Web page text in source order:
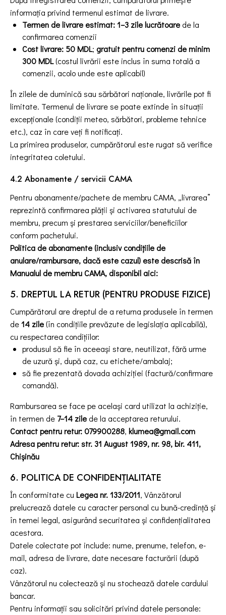
informația privind termenul estimat de livrare.
Termen de livrare estimat:1–3 zile lucrătoare de la
confirmarea comenzii
Cost livrare: 50 MDL; gratuit pentru comenzi de minim
300 MDL(costul livrării este inclus în suma totală a
comenzii, acolo unde este aplicabil)
În zilele de duminică sau sărbători naționale, livrările pot fi
limitate. Termenul de livrare se poate extinde în situații
excepționale (condiții meteo, sărbători, probleme tehnice
etc.), caz în care veți fi notificați.
La primirea produselor, cumpărătorul este rugat să verifice
integritatea coletului.
4.2 Abonamente / servicii CAMA
Pentru abonamente/pachete de membru CAMA, „livrarea”
reprezintă confirmarea plății și activarea statutului de
membru, precum și prestarea serviciilor/beneficiilor
conform pachetului.
Politica de abonamente (inclusiv condițiile de
anulare/rambursare, dacă este cazul) este descrisă în
Manualul de membru CAMA, disponibil aici:
5. DREPTUL LA RETUR (PENTRU PRODUSE FIZICE)
Cumpărătorul are dreptul de a returna produsele în termen
de14 zile(în condițiile prevăzute de legislația aplicabilă),
cu respectarea condițiilor:
produsul să fie în aceeași stare, neutilizat, fără urme
de uzură și, după caz, cu etichete/ambalaj;
să fie prezentată dovada achiziției (factură/confirmare
comandă).
Rambursarea se face pe același card utilizat la achiziție,
în termen de 7–14 zile de la acceptarea returului.
Contact pentru retur:079900288, klumea@gmail.com
Adresa pentru retur:str. 31 August 1989, nr. 98, bir. 411,
Chișinău
6. POLITICA DE CONFIDENȚIALITATE
În conformitate cu Legea nr. 133/2011, Vânzătorul
prelucrează datele cu caracter personal cu bună-credință și
în temei legal, asigurând securitatea și confidențialitatea
acestora.
Datele colectate pot include: nume, prenume, telefon, e-
mail, adresa de livrare, date necesare facturării (după
caz).
Vânzătorul nu colectează și nu stochează datele cardului
bancar.
Pentru informații sau solicitări privind datele personale: